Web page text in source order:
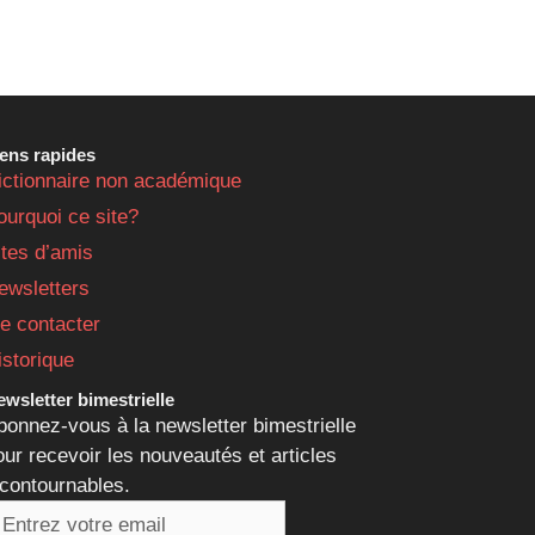
rapides
non académique
ce site?
d’amis
contacter
bimestrielle
vous à la newsletter bimestrielle
recevoir les nouveautés et articles